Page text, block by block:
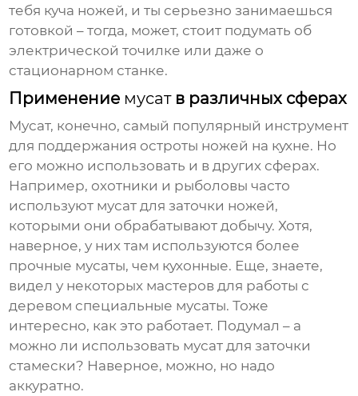
тебя куча ножей, и ты серьезно занимаешься
готовкой – тогда, может, стоит подумать об
электрической точилке или даже о
стационарном станке.
Применение мусатв различных сферах
Мусат, конечно, самый популярный инструмент
для поддержания остроты ножей на кухне. Но
его можно использовать и в других сферах.
Например, охотники и рыболовы часто
используют мусат для заточки ножей,
которыми они обрабатывают добычу. Хотя,
наверное, у них там используются более
прочные мусаты, чем кухонные. Еще, знаете,
видел у некоторых мастеров для работы с
деревом специальные мусаты. Тоже
интересно, как это работает. Подумал – а
можно ли использовать мусат для заточки
стамески? Наверное, можно, но надо
аккуратно.